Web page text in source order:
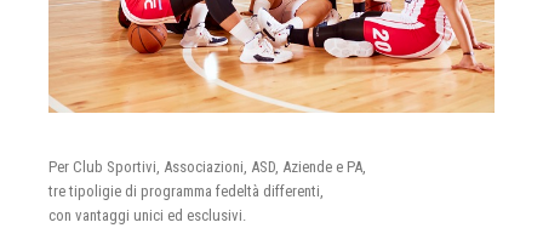
Per Club Sportivi, Associazioni, ASD, Aziende e PA,
tre tipoligie di programma fedeltà differenti,
con vantaggi unici ed esclusivi.